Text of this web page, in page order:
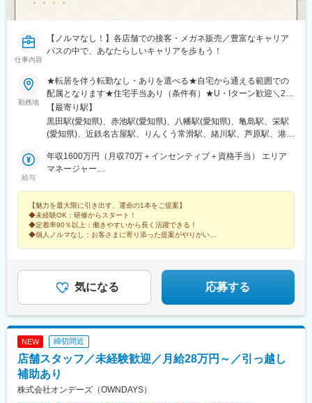
仕事内容
【ノルマなし！】各店舗での接客・メガネ販売／豊富なキャリア
パスの中で、あなたらしいキャリアを歩もう！
勤務地
★転居を伴う転勤なし・ありを選べる★自宅から通える範囲での
配属となります★住宅手当あり（条件有）★U・Iターン歓迎＼26
年下期オープン！／イオンモール伊達店（福島県）西武飯能ぺぺ
店（埼玉県） ＼積極募集中店舗／新宿東口店、有楽町マルイ店、
渋谷ロフト店 他東京都内37店舗名古屋ゲートウォーク店、イオ
んばCITY店 他大阪府内15店舗＼エリアマネージャーが語る各エ
リアの魅力／★20代の若いスタッフが中心で、年齢が近いため和
流が盛んです！ （関東エリア）＜募集店舗一覧＞■東北秋田、福
島■関東東京、神奈川、千葉、埼玉、茨城、栃木■中部静岡、愛
知、岐阜、三重■北陸石川、富山、新潟■関西大阪、兵庫■中国・
四国岡山、島根■九州福岡、宮崎、長崎、佐賀、熊本、大分、鹿児
【最寄り駅】
黒田駅(愛知県)、赤池駅(愛知県)、八幡駅(愛知県)、亀島駅、栄駅
(愛知県)、近鉄名古屋駅、りんくう常滑駅、緒川駅、芦原駅、港区
中駅、上前津駅、ひたち野うしく駅、水戸駅、東海駅、岡山駅、
球場前駅(岡山県)、新加納駅、美濃青柳駅、土岐市駅、モレラ岐阜
駅、荒尾駅(熊本県)、健軍町駅、熊本駅、肥後大津駅、海浦駅、群
馬総社駅、佐賀駅、虹ノ松原駅、浦和駅、さいたま新都心駅、大
宮駅(埼玉県)、浦和美園駅、南浦和駅、藤の牛島駅、小手指駅、所
沢駅、志木駅、ふかや花園駅、西川口駅、越谷レイクタウン駅、
北戸田駅、戸田公園駅、新三郷駅、朝霞駅、武蔵藤沢駅、鶴瀬
鹿児島中央駅前駅、羽後本荘駅、亀田駅、伊勢原駅、新綱島駅、
横浜駅、たまプラーザ駅、ゆめが丘駅、京急鶴見駅、鴨居駅、海
老名駅(相鉄・小田急)、大船駅、平塚駅、汐入駅、みなとみらい
駅、自動車学校前駅、野町駅、野々市駅(ＩＲいしかわ鉄道線)、宇
野気駅、森本駅、良川駅、小松駅、千葉ニュータウン中央駅、南
酒々井駅、新津田沼駅、成田駅、京成千葉駅、稲毛海岸駅、幕張
豊砂駅、南船橋駅、船橋駅、柏の葉キャンパス駅、逆井駅、南柏
駅、新浦安駅、地区センター駅、ちはら台駅、木更津駅、宇野辺
駅、りんくうタウン駅、なんば駅(南海線)、長原駅(大阪府)、高槻
給与
年収1600万円（月収70万＋インセンティブ＋資格手当） エリア
マネージャー
社歴5年
【魅力を最大限に引き出す、運命の1本をご提案】
◆未経験OK：研修からスタート！
◆定着率90％以上：働きやすいから長く活躍できる！
◆個人ノルマなし：お客さまに寄り添った提案がやりがいに
気になる 応募する
NEW 締切間近
店舗スタッフ／未経験歓迎／月給28万円～／引っ越し
補助あり
株式会社オンデーズ（OWNDAYS）